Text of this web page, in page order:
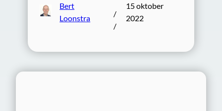
Bert
Loonstra
/
/
15 oktober
2022